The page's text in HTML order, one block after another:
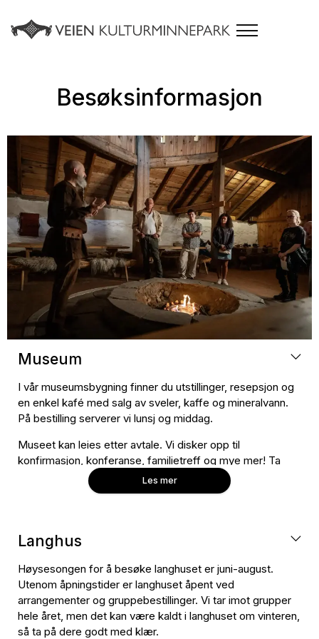
Besøksinformasjon
Museum
I vår museumsbygning finner du utstillinger, resepsjon og
en enkel kafé med salg av sveler, kaffe og mineralvann.
På bestilling serverer vi lunsj og middag.
Museet kan leies etter avtale. Vi disker opp til
konfirmasjon, konferanse, familietreff og mye mer! Ta
kontakt på e-post: veien@buskerudmuseet.no
Les mer
Langhus
Høysesongen for å besøke langhuset er juni-august.
Utenom åpningstider er langhuset åpent ved
arrangementer og gruppebestillinger. Vi tar imot grupper
hele året, men det kan være kaldt i langhuset om vinteren,
så ta på dere godt med klær.